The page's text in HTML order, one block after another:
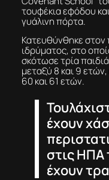
τουφέκια εφόδου
γυάλινη πόρτα.
Κατευθύνθηκε
ιδρύματος, στο
σκότωσε τρία
μεταξύ 8 και 9 ετών,
60 και 61 ετών.
έχουν
στις ΗΠΑ
έχουν